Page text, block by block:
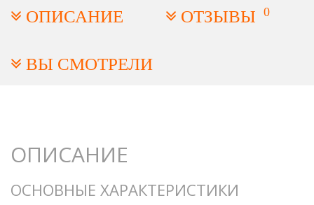
ОПИСАНИЕ ОТЗЫВЫ 0
ВЫ СМОТРЕЛИ
ОПИСАНИЕ
ОСНОВНЫЕ ХАРАКТЕРИСТИКИ